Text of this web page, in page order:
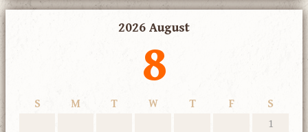
2026 August
8
S M T W T F
S
1